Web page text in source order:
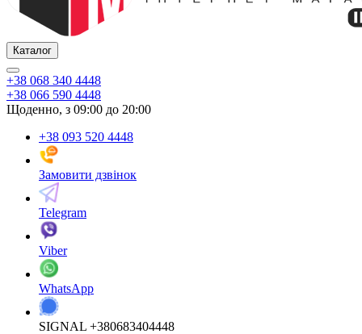
Каталог
+38 068 340 4448
+38 066 590 4448
Щоденно, з 09:00 до 20:00
+38 093 520 4448
Замовити дзвінок
Telegram
Viber
WhatsApp
SIGNAL +380683404448